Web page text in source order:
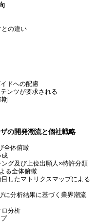
の違い
ドへの配慮
ンツが要求される
の開発潮流と個社戦略
全体俯瞰
成
グ及び上位出願人×特許分類
る全体俯瞰
したマトリクスマップによる
分析結果に基づく業界潮流
分析